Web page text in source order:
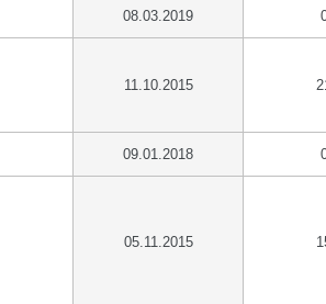
08.03.2019
11.10.2015
09.01.2018
05.11.2015